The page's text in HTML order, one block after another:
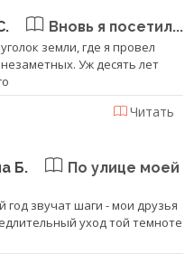
Вновь я посетил...
земли, где я провел
Уж десять лет
Читать
Б.
По улице моей
звучат шаги - мои друзья
уход той темноте